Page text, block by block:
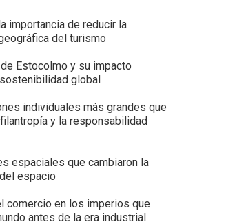
importancia de reducir la
del turismo
Estocolmo y su impacto
global
individuales más grandes que
y la responsabilidad
espaciales que cambiaron la
espacio
comercio en los imperios que
antes de la era industrial